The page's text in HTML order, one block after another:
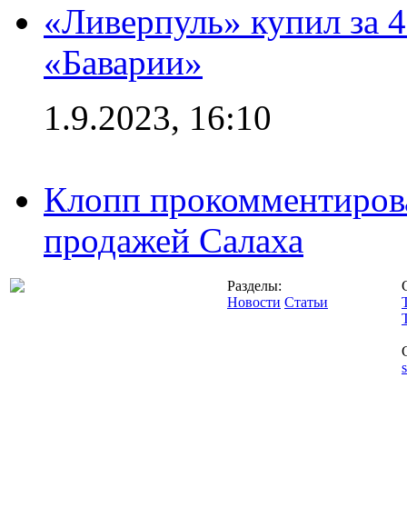
«Ливерпуль» купил за
«Баварии»
1.9.2023, 16:10
Клопп
продажей Салаха
Разделы:
Новости Статьи